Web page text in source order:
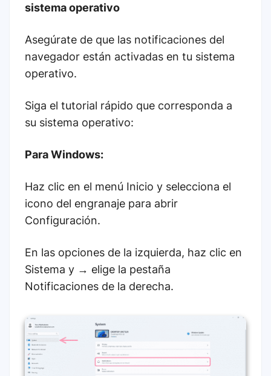
sistema operativo
Asegúrate de que las notificaciones del
navegador están activadas en tu sistema
operativo.
Siga el tutorial rápido que corresponda a
su sistema operativo:
Para Windows:
Haz clic en el menú Inicio y selecciona el
icono del engranaje para abrir
Configuración.
En las opciones de la izquierda, haz clic en
Sistema y → elige la pestaña
Notificaciones de la derecha.